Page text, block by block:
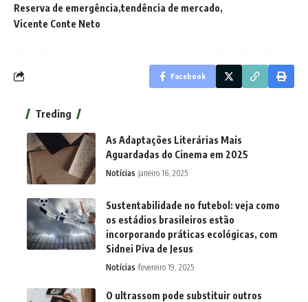
Reserva de emergência tendência de mercado
Vicente Conte Neto
Facebook
Treding
As Adaptações Literárias Mais
Aguardadas do Cinema em 2025
Notícias janeiro 16, 2025
Sustentabilidade no futebol: veja como
os estádios brasileiros estão
incorporando práticas ecológicas, com
Sidnei Piva de Jesus
Notícias fevereiro 19, 2025
O ultrassom pode substituir outros